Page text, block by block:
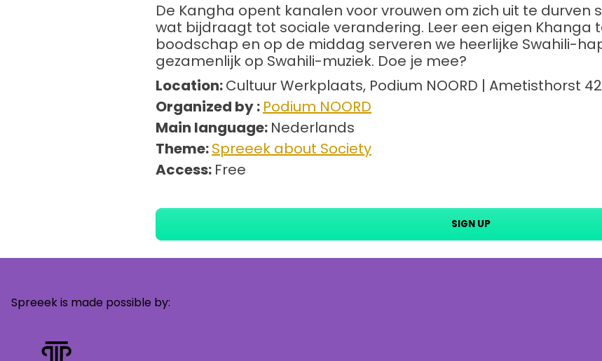
De Kangha opent kanalen voor vrouwen om zich uit te durven
wat bijdraagt tot sociale verandering. Leer een eigen Khanga
boodschap en op de middag serveren we heerlijke Swahili-
gezamenlijk op Swahili-muziek. Doe je mee?
Location:Cultuur Werkplaats, Podium NOORD | Ametisthorst
Organized by : Podium NOORD
Main language: Nederlands
Theme:Spreeek about Society
Access: Free
SIGN UP
Spreeek is made possible by: